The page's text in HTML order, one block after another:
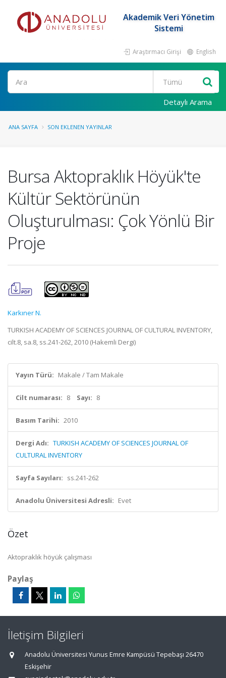
Akademik Veri Yönetim
Sistemi
Araştırmacı Girişi English
Ara
Detaylı Arama
ANA SAYFA SON EKLENEN YAYINLAR
Bursa Aktopraklık Höyük'te
Kültür Sektörünün
Oluşturulması: Çok Yönlü Bir
Proje
Karkıner N.
TURKISH ACADEMY OF SCIENCES JOURNAL OF CULTURAL INVENTORY,
cilt.8, sa.8, ss.241-262, 2010 (Hakemli Dergi)
Yayın Türü: Makale / Tam Makale
Cilt numarası: 8 Sayı: 8
Basım Tarihi: 2010
Dergi Adı: TURKISH ACADEMY OF SCIENCES JOURNAL OF
CULTURAL INVENTORY
Sayfa Sayıları: ss.241-262
Anadolu Üniversitesi Adresli: Evet
Özet
Aktopraklık höyük çalışması
Paylaş
İletişim Bilgileri
Anadolu Üniversitesi Yunus Emre Kampüsü Tepebaşı 26470
Eskişehir